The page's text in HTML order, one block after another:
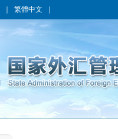
繁體中文